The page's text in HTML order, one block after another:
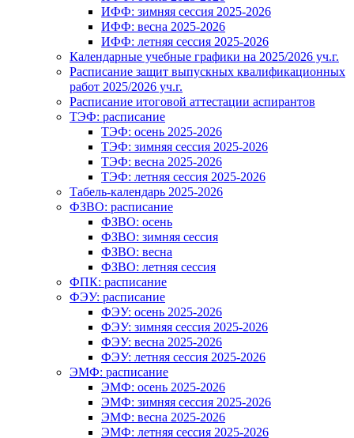
ИФФ: зимняя сессия 2025-2026
ИФФ: весна 2025-2026
ИФФ: летняя сессия 2025-2026
Календарные учебные графики на 2025/2026 уч.г.
Расписание защит выпускных квалификационных
работ 2025/2026 уч.г.
Расписание итоговой аттестации аспирантов
ТЭФ: расписание
ТЭФ: осень 2025-2026
ТЭФ: зимняя сессия 2025-2026
ТЭФ: весна 2025-2026
ТЭФ: летняя сессия 2025-2026
Табель-календарь 2025-2026
ФЗВО: расписание
ФЗВО: осень
ФЗВО: зимняя сессия
ФЗВО: весна
ФЗВО: летняя сессия
ФПК: расписание
ФЭУ: расписание
ФЭУ: осень 2025-2026
ФЭУ: зимняя сессия 2025-2026
ФЭУ: весна 2025-2026
ФЭУ: летняя сессия 2025-2026
ЭМФ: расписание
ЭМФ: осень 2025-2026
ЭМФ: зимняя сессия 2025-2026
ЭМФ: весна 2025-2026
ЭМФ: летняя сессия 2025-2026